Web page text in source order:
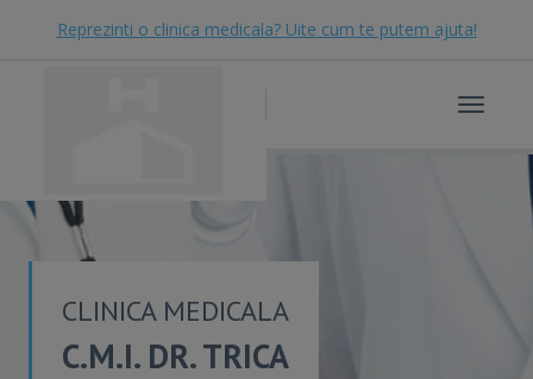
Reprezinti o clinica medicala? Uite cum te putem ajuta!
Toggle
CLINICA MEDICALA
C.M.I. DR. TRICA